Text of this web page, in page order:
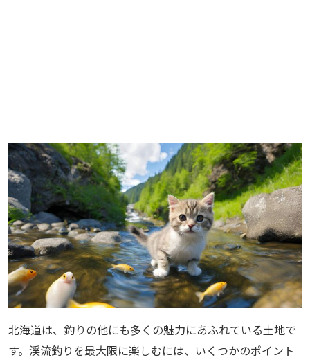
北海道は、釣りの他にも多くの魅力にあふれている土地で
す。渓流釣りを最大限に楽しむには、いくつかのポイント